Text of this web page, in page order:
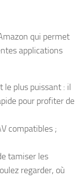
qui permet
applications
le plus puissant : il
pour profiter de
compatibles ;
tamiser les
regarder, où